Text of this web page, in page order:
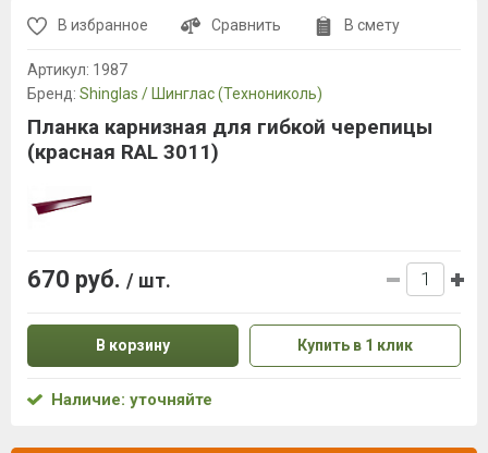
В избранное Сравнить В смету
Артикул: 1987
Бренд: Shinglas / Шинглас (Технониколь)
Планка карнизная для гибкой черепицы
(красная RAL 3011)
670 руб. / шт.
В корзину Купить в 1 клик
Наличие: уточняйте